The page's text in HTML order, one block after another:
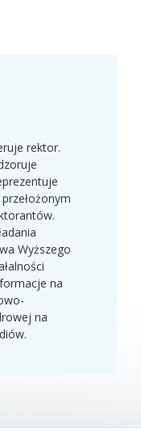
rektor.
Wyższego
na
na